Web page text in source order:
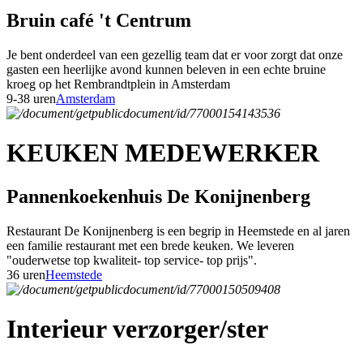
Bruin café 't Centrum
Je bent onderdeel van een gezellig team dat er voor zorgt dat onze
gasten een heerlijke avond kunnen beleven in een echte bruine
kroeg op het Rembrandtplein in Amsterdam
9-38 urenAmsterdam
KEUKEN MEDEWERKER
Pannenkoekenhuis De Konijnenberg
Restaurant De Konijnenberg is een begrip in Heemstede en al jaren
een familie restaurant met een brede keuken. We leveren
"ouderwetse top kwaliteit- top service- top prijs".
36 urenHeemstede
Interieur verzorger/ster